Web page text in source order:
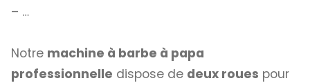
– …
Notre machine à barbe à papa
professionnelle dispose de deux roues pour